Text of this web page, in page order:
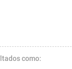
como: